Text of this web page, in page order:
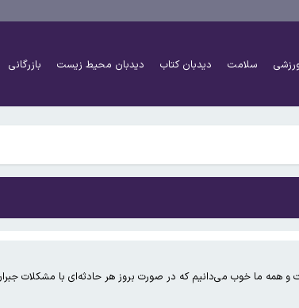
سلامت دیدبان کتاب دیدبان محیط زیست بازرگانی
و پرسپولیس
و پرسپولیس
ما خوب می‌دانیم که در صورت بروز هر حادثه‌ای با مشکلات